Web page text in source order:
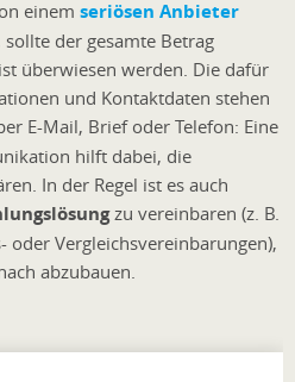
einem seriösen Anbieter
der gesamte Betrag
überwiesen werden. Die dafür
und Kontaktdaten stehen
E-Mail, Brief oder Telefon: Eine
hilft dabei, die
In der Regel ist es auch
zu vereinbaren (z. B.
oder Vergleichsvereinbarungen),
abzubauen.